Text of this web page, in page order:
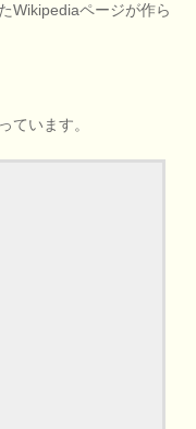
Wikipediaページが作ら
ています。